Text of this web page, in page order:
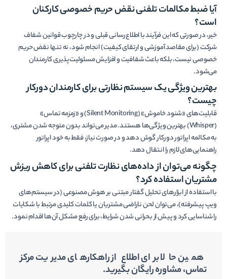
آیا ضبط مکالمات تلفنی نقض حریم خصوصی کارکنان
است؟
خیر، در صورتی که این فرآیند با اطلاع‌رسانی قبلی و در چارچوب قوانین شفاف
شرکت (برای مقاصد آموزشی و ارتقای کیفیت) انجام شود، نه تنها نقض حریم
خصوصی نیست، بلکه باعث شفافیت و افزایش مسئولیت‌پذیری کارمندان
می‌شود.
بهترین ویژگی یک سیستم نظارتی برای کارمندان دورکار
چیست؟
قابلیت‌های «شنود خاموش» (Silent Monitoring) و «زمزمه تماس»
(Whisper) بهترین ویژگی‌ها هستند. مدیر می‌تواند بدون متوجه شدن مشتری،
به مکالمه اپراتور دورکار گوش دهد و در صورت نیاز، فقط به خود اپراتور
راهنمایی‌های لازم را انتقال دهد.
چگونه می‌توان از داده‌های نظارت تلفنی برای کاهش ریزش
مشتریان استفاده کرد؟
با استفاده از ابزارهای تحلیل گفتار مبتنی بر هوش مصنوعی (در سیستم‌های
ویپ پیشرفته)، می‌توان لحن ناراضی مشتریان یا کلمات کلیدی مرتبط با شکایات
را شناسایی کرد و پیش از بحرانی شدن شرایط، برای رفع مشکل آن‌ها اقدام نمود.
همین حالا برای اطلاع از راهکارهای مدیریت مرکز
تماس، مشاوره رایگان بگیرید.